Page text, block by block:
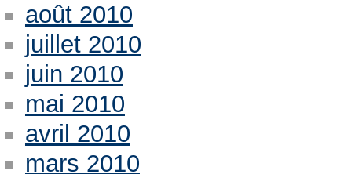
août 2010
juillet 2010
juin 2010
mai 2010
avril 2010
mars 2010